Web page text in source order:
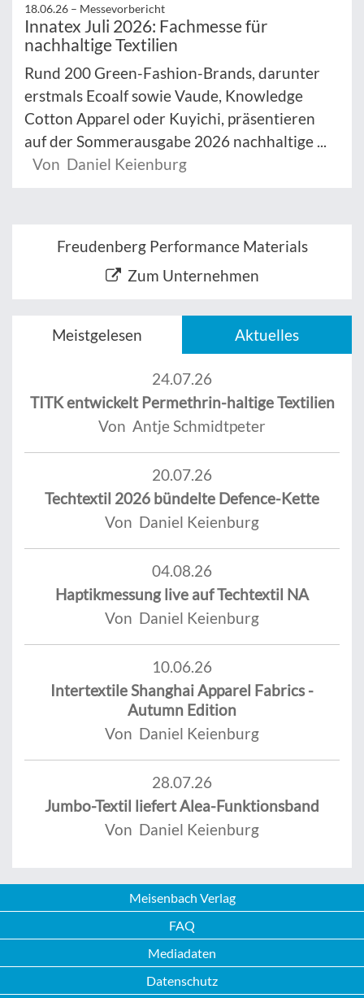
18.06.26 – Messevorbericht
Innatex Juli 2026: Fachmesse für
nachhaltige Textilien
Rund 200 Green-Fashion-Brands, darunter
erstmals Ecoalf sowie Vaude, Knowledge
Cotton Apparel oder Kuyichi, präsentieren
auf der Sommerausgabe 2026 nachhaltige ...
Von Daniel Keienburg
Freudenberg Performance Materials
Zum Unternehmen
Meistgelesen Aktuelles
24.07.26
TITK entwickelt Permethrin-haltige Textilien
Von Antje Schmidtpeter
20.07.26
Techtextil 2026 bündelte Defence-Kette
Von Daniel Keienburg
04.08.26
Haptikmessung live auf Techtextil NA
Von Daniel Keienburg
10.06.26
Intertextile Shanghai Apparel Fabrics -
Autumn Edition
Von Daniel Keienburg
28.07.26
Jumbo-Textil liefert Alea-Funktionsband
Von Daniel Keienburg
Meisenbach Verlag
FAQ
Mediadaten
Datenschutz